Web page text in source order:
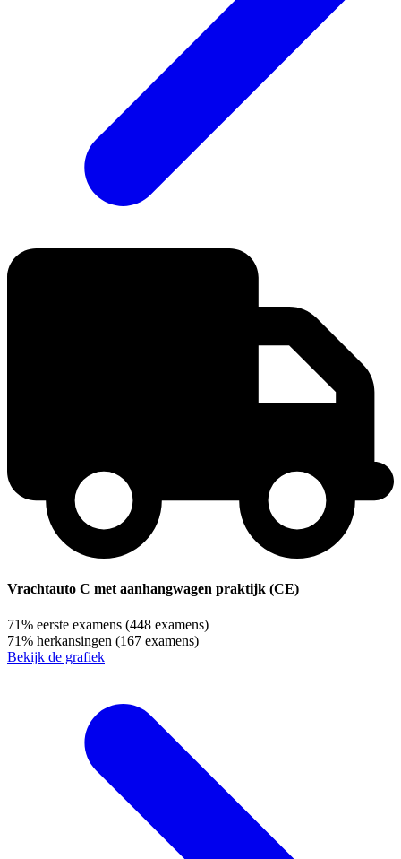
Vrachtauto C met aanhangwagen praktijk (CE)
71% eerste examens (448 examens)
71% herkansingen (167 examens)
Bekijk de grafiek